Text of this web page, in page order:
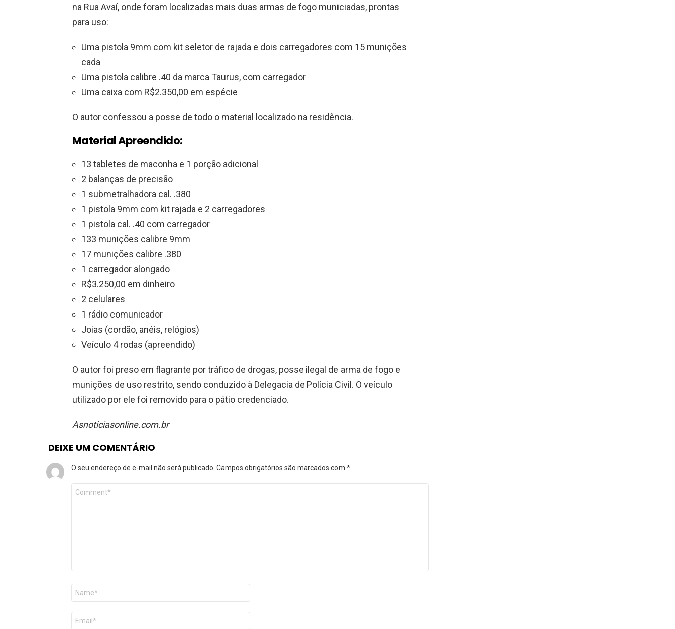
na Rua Avaí, onde foram localizadas mais duas armas de fogo municiadas, prontas
para uso:
Uma pistola 9mm com kit seletor de rajada e dois carregadores com 15 munições
cada
Uma pistola calibre .40 da marca Taurus, com carregador
Uma caixa com R$2.350,00 em espécie
O autor confessou a posse de todo o material localizado na residência.
Material Apreendido:
13 tabletes de maconha e 1 porção adicional
2 balanças de precisão
1 submetralhadora cal. .380
1 pistola 9mm com kit rajada e 2 carregadores
1 pistola cal. .40 com carregador
133 munições calibre 9mm
17 munições calibre .380
1 carregador alongado
R$3.250,00 em dinheiro
2 celulares
1 rádio comunicador
Joias (cordão, anéis, relógios)
Veículo 4 rodas (apreendido)
O autor foi preso em flagrante por tráfico de drogas, posse ilegal de arma de fogo e
munições de uso restrito, sendo conduzido à Delegacia de Polícia Civil. O veículo
utilizado por ele foi removido para o pátio credenciado.
Asnoticiasonline.com.br
DEIXE UM COMENTÁRIO
O seu endereço de e-mail não será publicado. Campos obrigatórios são marcados com *
Comentário
Nome
E-
mail